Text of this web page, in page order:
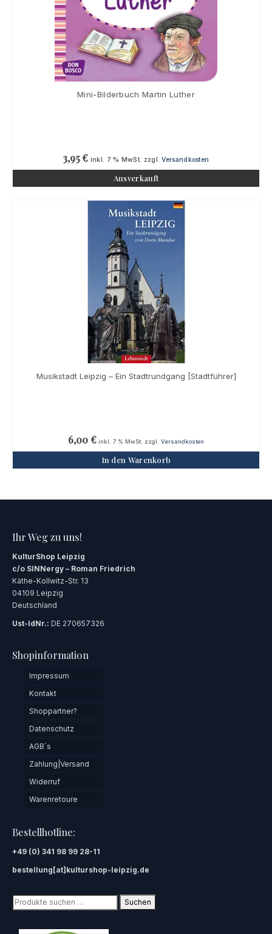
Mini-Bilderbuch Martin Luther
3,95€ inkl. 7 % MwSt. zzgl.Versandkosten
Ausverkauft
Musikstadt Leipzig – Ein Stadtrundgang [Stadtführer]
6,00 € inkl. 7 % MwSt. zzgl. Versandkosten
In den Warenkorb
Ihr Weg zu uns!
KulturShop Leipzig
c/o SINNergy – Roman Friedrich
Käthe-Kollwitz-Str. 13
04109 Leipzig
Deutschland
Ust-IdNr.: DE 270657326
Shopinformation
Impressum
Kontakt
Shoppartner?
Datenschutz
AGB´s
Zahlung|Versand
Widerruf
Warenretoure
Bestellhotline:
+49 (0) 341 98 99 28-11
bestellung[at]kulturshop-leipzig.de
Suchen
nach:
Suchen